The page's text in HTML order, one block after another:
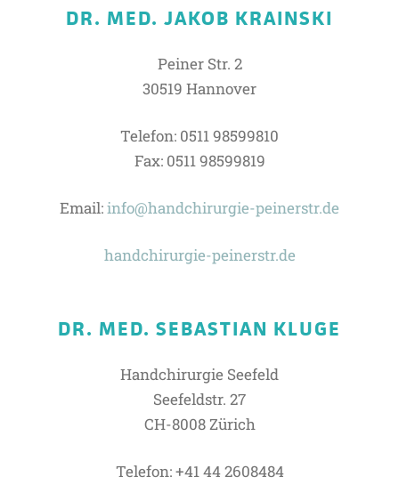
DR. MED. JAKOB KRAINSKI
Peiner Str. 2
30519 Hannover
Telefon: 0511 98599810
Fax: 0511 98599819
Email:info@handchirurgie-peinerstr.de
handchirurgie-peinerstr.de
DR. MED. SEBASTIAN KLUGE
Handchirurgie Seefeld
Seefeldstr. 27
CH-8008 Zürich
Telefon: +41 44 2608484